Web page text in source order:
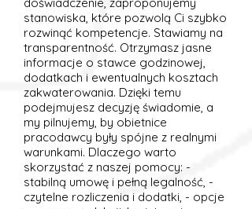
stanowiska, które pozwolą Ci szybko
rozwinąć kompetencje. Stawiamy na
transparentność. Otrzymasz jasne
informacje o stawce godzinowej,
dodatkach i ewentualnych kosztach
zakwaterowania. Dzięki temu
podejmujesz decyzję świadomie, a
my pilnujemy, by obietnice
pracodawcy były spójne z realnymi
warunkami. Dlaczego warto
skorzystać z naszej pomocy: -
stabilną umowę i pełną legalność, -
czytelne rozliczenia i dodatki, - opcje